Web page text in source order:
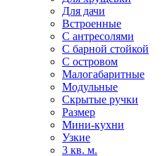
Для дачи
Встроенные
С антресолями
С барной стойкой
С островом
Малогабаритные
Модульные
Скрытые ручки
Размер
Мини-кухни
Узкие
3 кв. м.